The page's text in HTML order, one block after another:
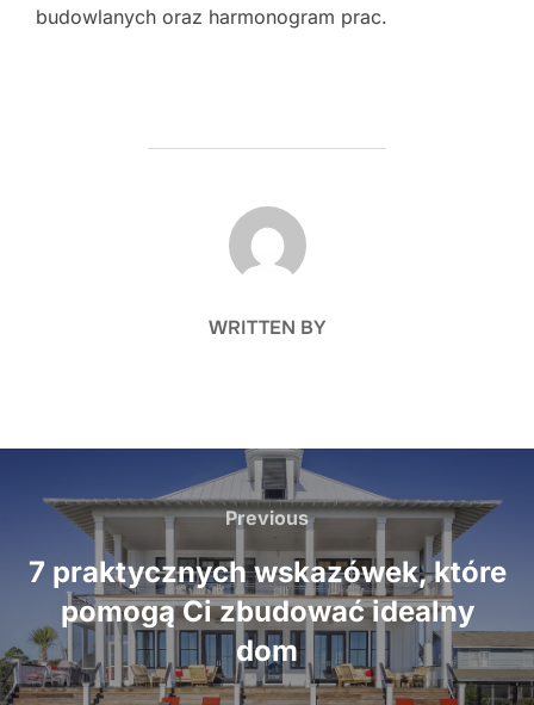
budowlanych oraz harmonogram prac.
POST AUTHOR
WRITTEN BY
wpisu
Previous
Previous
7 praktycznych wskazówek, które
pomogą Ci zbudować idealny
dom